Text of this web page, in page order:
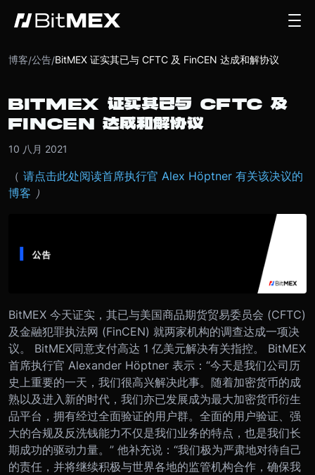
博客/公告/BitMEX 证实其已与 CFTC 及 FinCEN 达成和解协议
BITMEX 证实其已与 CFTC 及
FINCEN 达成和解协议
10 八月 2021
（ 请点击此处阅读首席执行官 Alex Höptner 有关该决议的
博客 ）
BitMEX 今天证实，其已与美国商品期货贸易委员会 (CFTC)
及金融犯罪执法网 (FinCEN) 就两家机构的调查达成一项决
议。 BitMEX同意支付高达 1 亿美元解决有关指控。 BitMEX
首席执行官 Alexander Höptner 表示：“今天是我们公司历
史上重要的一天，我们很高兴解决此事。随着加密货币的成
熟以及进入新的时代，我们亦已发展成为最大加密货币衍生
品平台，拥有经过全面验证的用户群。全面的用户验证、强
大的合规及反洗钱能力不仅是我们业务的特点，也是我们长
期成功的驱动力量。” 他补充说：“我们极为严肃地对待自己
的责任，并将继续积极与世界各地的监管机构合作，确保我